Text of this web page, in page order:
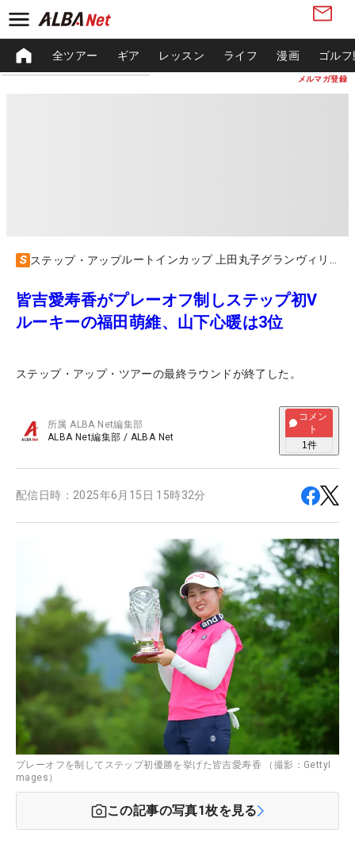
メルマガ登録
全ツアー ギア レッスン ライフ 漫画 ゴル
ステップ・アップ
皆吉愛寿香がプレーオフ制しステップ初V
ルーキーの福田萌維、山下心暖は3位
ステップ・アップ・ツアーの最終ラウンドが終了した。
所属ALBA Net編集部
ALBA Net編集部 / ALBA Net
コメン
ト
1件
配信日時： 2025年6月15日 15時32分
プレーオフを制してステップ初優勝を挙げた皆吉愛寿香 （撮影：GettyI
mages）
この記事の写真1枚を見る